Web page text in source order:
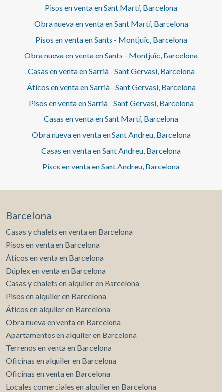
Pisos en venta en Sant Martí, Barcelona
Obra nueva en venta en Sant Martí, Barcelona
Pisos en venta en Sants - Montjuïc, Barcelona
Obra nueva en venta en Sants - Montjuïc, Barcelona
Casas en venta en Sarrià - Sant Gervasi, Barcelona
Áticos en venta en Sarrià - Sant Gervasi, Barcelona
Pisos en venta en Sarrià - Sant Gervasi, Barcelona
Casas en venta en Sant Martí, Barcelona
Obra nueva en venta en Sant Andreu, Barcelona
Casas en venta en Sant Andreu, Barcelona
Pisos en venta en Sant Andreu, Barcelona
Barcelona
Casas y chalets en venta en Barcelona
Pisos en venta en Barcelona
Áticos en venta en Barcelona
Dúplex en venta en Barcelona
Casas y chalets en alquiler en Barcelona
Pisos en alquiler en Barcelona
Áticos en alquiler en Barcelona
Obra nueva en venta en Barcelona
Apartamentos en alquiler en Barcelona
Terrenos en venta en Barcelona
Oficinas en alquiler en Barcelona
Oficinas en venta en Barcelona
Locales comerciales en alquiler en Barcelona